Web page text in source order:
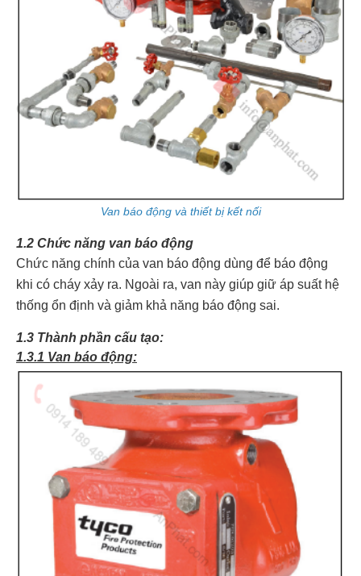
Van báo động và thiết bị kết nối
1.2 Chức năng van báo động
Chức năng chính của van báo động dùng để báo động
khi có cháy xảy ra. Ngoài ra, van này giúp giữ áp suất hệ
thống ổn định và giảm khả năng báo động sai.
1.3 Thành phần cấu tạo:
1.3.1 Van báo động: